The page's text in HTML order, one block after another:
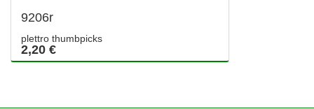
9206r
plettro thumbpicks
2,20 €